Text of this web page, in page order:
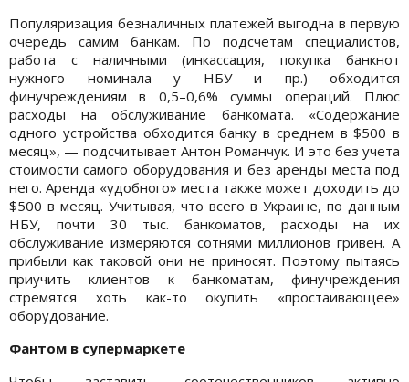
Популяризация безналичных платежей выгодна в первую
очередь самим банкам. По подсчетам специалистов,
работа с наличными (инкассация, покупка банкнот
нужного номинала у НБУ и пр.) обходится
финучреждениям в 0,5–0,6% суммы операций. Плюс
расходы на обслуживание банкомата. «Содержание
одного устройства обходится банку в среднем в $500 в
месяц», — подсчитывает Антон Романчук. И это без учета
стоимости самого оборудования и без аренды места под
него. Аренда «удобного» места также может доходить до
$500 в месяц. Учитывая, что всего в Украине, по данным
НБУ, почти 30 тыс. банкоматов, расходы на их
обслуживание измеряются сотнями миллионов гривен. А
прибыли как таковой они не приносят. Поэтому пытаясь
приучить клиентов к банкоматам, финучреждения
стремятся хоть как-то окупить «простаивающее»
оборудование.
Фантом в супермаркете